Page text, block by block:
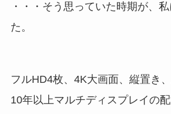
・・・そう思っていた時期が、
た。
フルHD4枚、4K大画面、縦置き、
10年以上マルチディスプレイの